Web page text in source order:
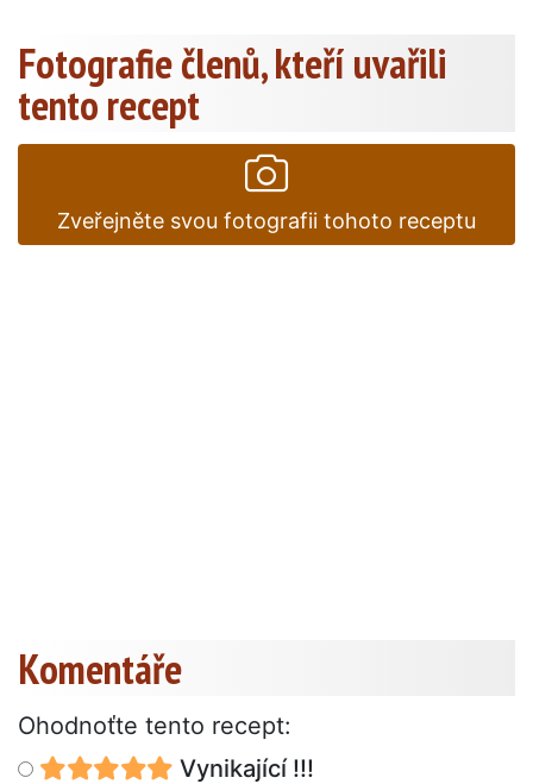
Fotografie členů, kteří uvařili
tento recept
Zveřejněte svou fotografii tohoto receptu
Komentáře
Ohodnoťte tento recept:
Vynikající !!!